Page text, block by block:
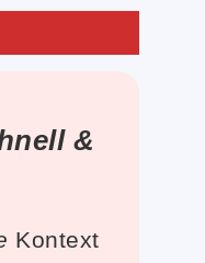
&
Kontext